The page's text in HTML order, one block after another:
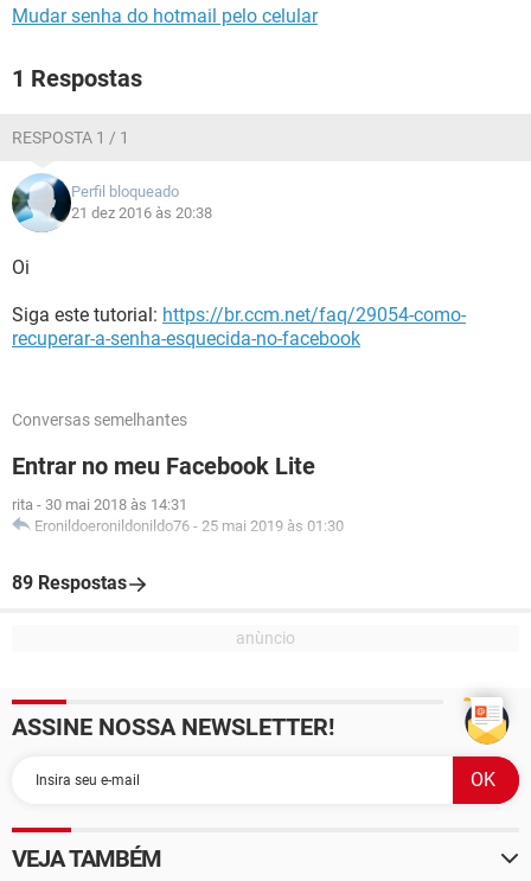
Mudar senha do hotmail pelo celular
1 Respostas
RESPOSTA 1 / 1
Perfil bloqueado
21 dez 2016 às 20:38
Oi
Siga este tutorial: https://br.ccm.net/faq/29054-como-
recuperar-a-senha-esquecida-no-facebook
Conversas semelhantes
Entrar no meu Facebook Lite
rita - 30 mai 2018 às 14:31
Eronildoeronildonildo76 - 25 mai 2019 às 01:30
89 Respostas
ASSINE NOSSA NEWSLETTER!
VEJA TAMBÉM